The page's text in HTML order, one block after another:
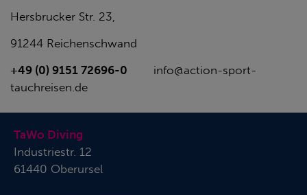
Hersbrucker Str. 23,
91244 Reichenschwand
+49 (0) 9151 72696-0
info@action-sport-
tauchreisen.de
TaWo Diving
Industriestr. 12
61440 Oberursel